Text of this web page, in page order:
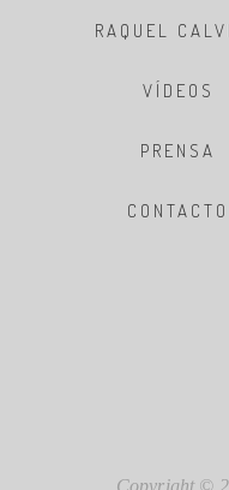
RAQUEL
VÍDEOS
PRENSA
CONTACTO
Copyright ©